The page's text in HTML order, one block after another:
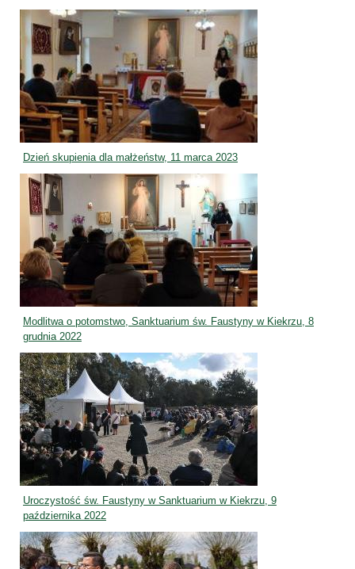
Dzień skupienia dla małżeństw, 11 marca 2023
Modlitwa o potomstwo, Sanktuarium św. Faustyny w Kiekrzu, 8
grudnia 2022
Uroczystość św. Faustyny w Sanktuarium w Kiekrzu, 9
października 2022